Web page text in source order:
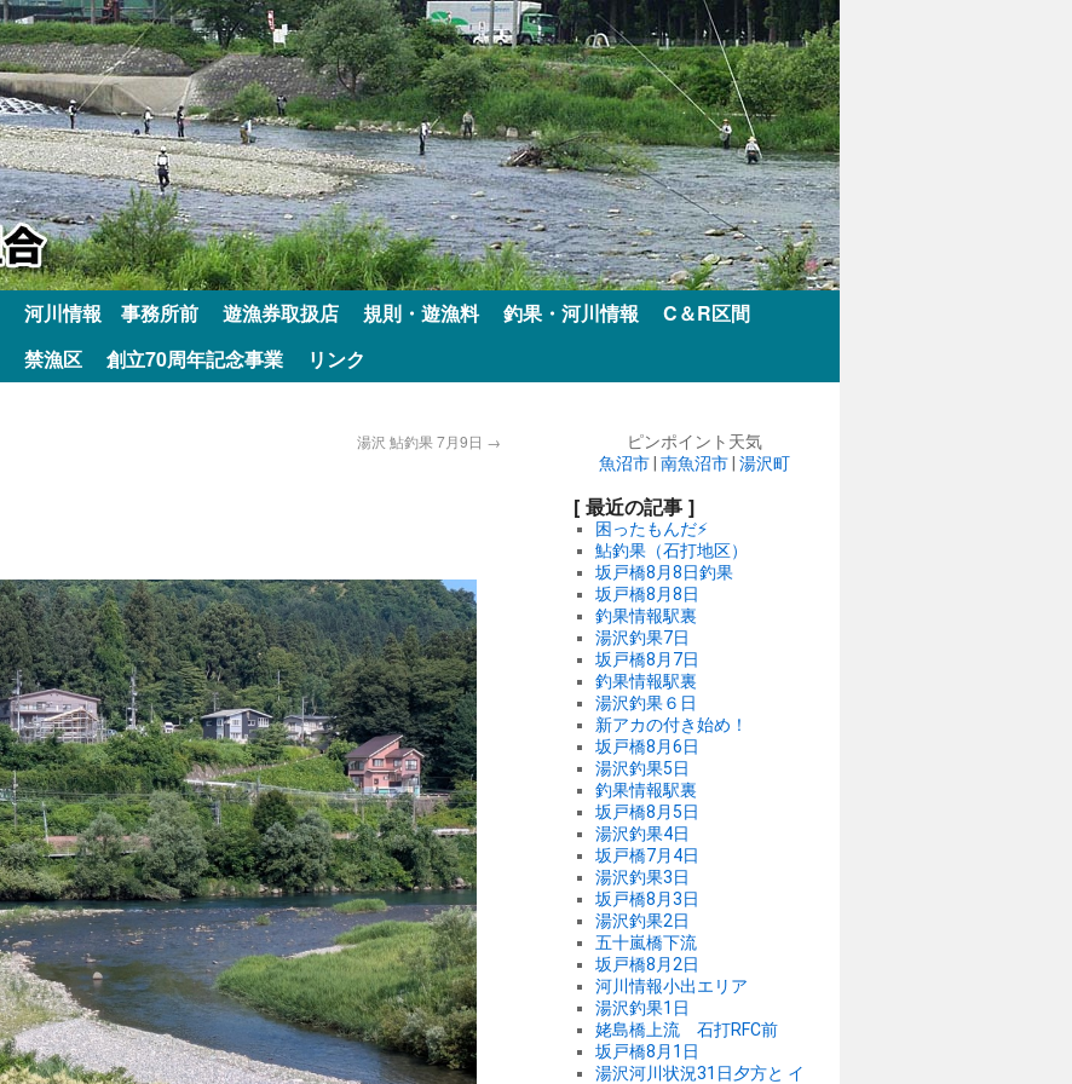
河川情報 事務所前 遊漁券取扱店 規則・遊漁料 釣果・河川情報
C＆R区間
禁漁区 創立70周年記念事業 リンク
湯沢 鮎釣果 7月9日 →
ピンポイント天気
魚沼市 南魚沼市 湯沢町
[ 最近の記事 ]
困ったもんだ⚡️
鮎釣果（石打地区）
坂戸橋8月8日釣果
坂戸橋8月8日
釣果情報駅裏
湯沢釣果7日
坂戸橋8月7日
釣果情報駅裏
湯沢釣果６日
新アカの付き始め！
坂戸橋8月6日
湯沢釣果5日
釣果情報駅裏
坂戸橋8月5日
湯沢釣果4日
坂戸橋7月4日
湯沢釣果3日
坂戸橋8月3日
湯沢釣果2日
五十嵐橋下流
坂戸橋8月2日
河川情報小出エリア
湯沢釣果1日
姥島橋上流 石打RFC前
坂戸橋8月1日
湯沢河川状況31日夕方と イ